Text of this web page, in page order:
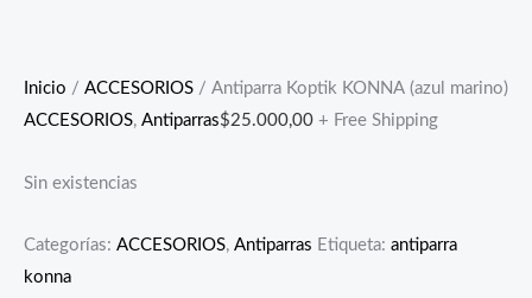
Inicio / ACCESORIOS / Antiparra Koptik KONNA (azul marino)
ACCESORIOS, Antiparras$25.000,00 + Free Shipping
Sin existencias
Categorías: ACCESORIOS, Antiparras Etiqueta: antiparra
konna